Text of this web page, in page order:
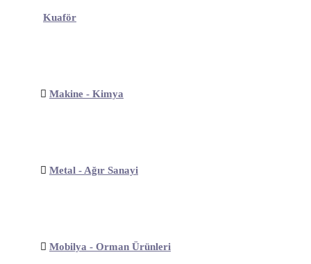
Kuaför
Makine - Kimya
Metal - Ağır Sanayi
Mobilya - Orman Ürünleri